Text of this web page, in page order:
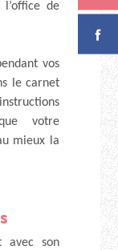
de
vos
le carnet
votre
mieux la
avec son